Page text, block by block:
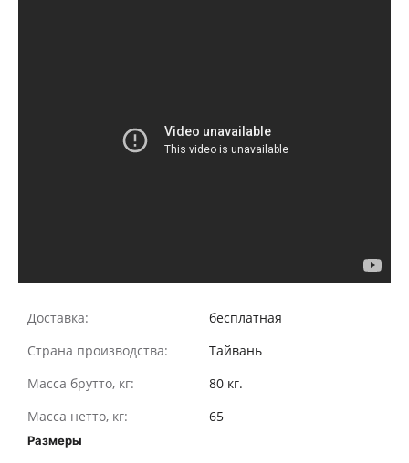
Доставка:
бесплатная
Страна производства:
Тайвань
Масса брутто, кг:
80 кг.
Масса нетто, кг:
65
Размеры